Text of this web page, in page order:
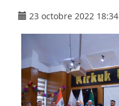
23 octobre 2022 18:34